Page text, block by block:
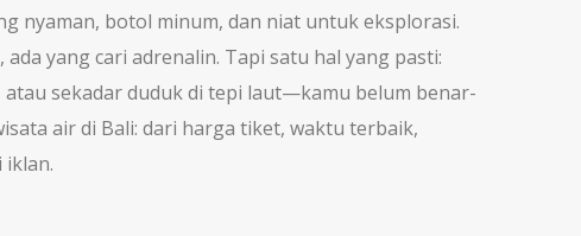
nyaman, botol minum, dan niat untuk eksplorasi.
yang cari adrenalin. Tapi satu hal yang pasti:
sekadar duduk di tepi laut—kamu belum benar-
air di Bali: dari harga tiket, waktu terbaik,
iklan.